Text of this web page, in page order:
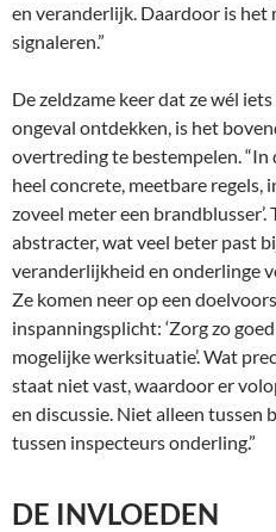
en veranderlijk. Daardoor is het
signaleren.”
De zeldzame keer dat ze wél
ongeval ontdekken, is het
overtreding te bestempelen.
heel concrete, meetbare regels,
zoveel meter een
abstracter, wat veel beter past
veranderlijkheid en onderlinge
Ze komen neer op een
inspanningsplicht: ‘Zorg zo
mogelijke werksituatie’. Wat
staat niet vast, waardoor er
en discussie. Niet alleen tussen
tussen inspecteurs onderling.”
DE INVLOEDEN